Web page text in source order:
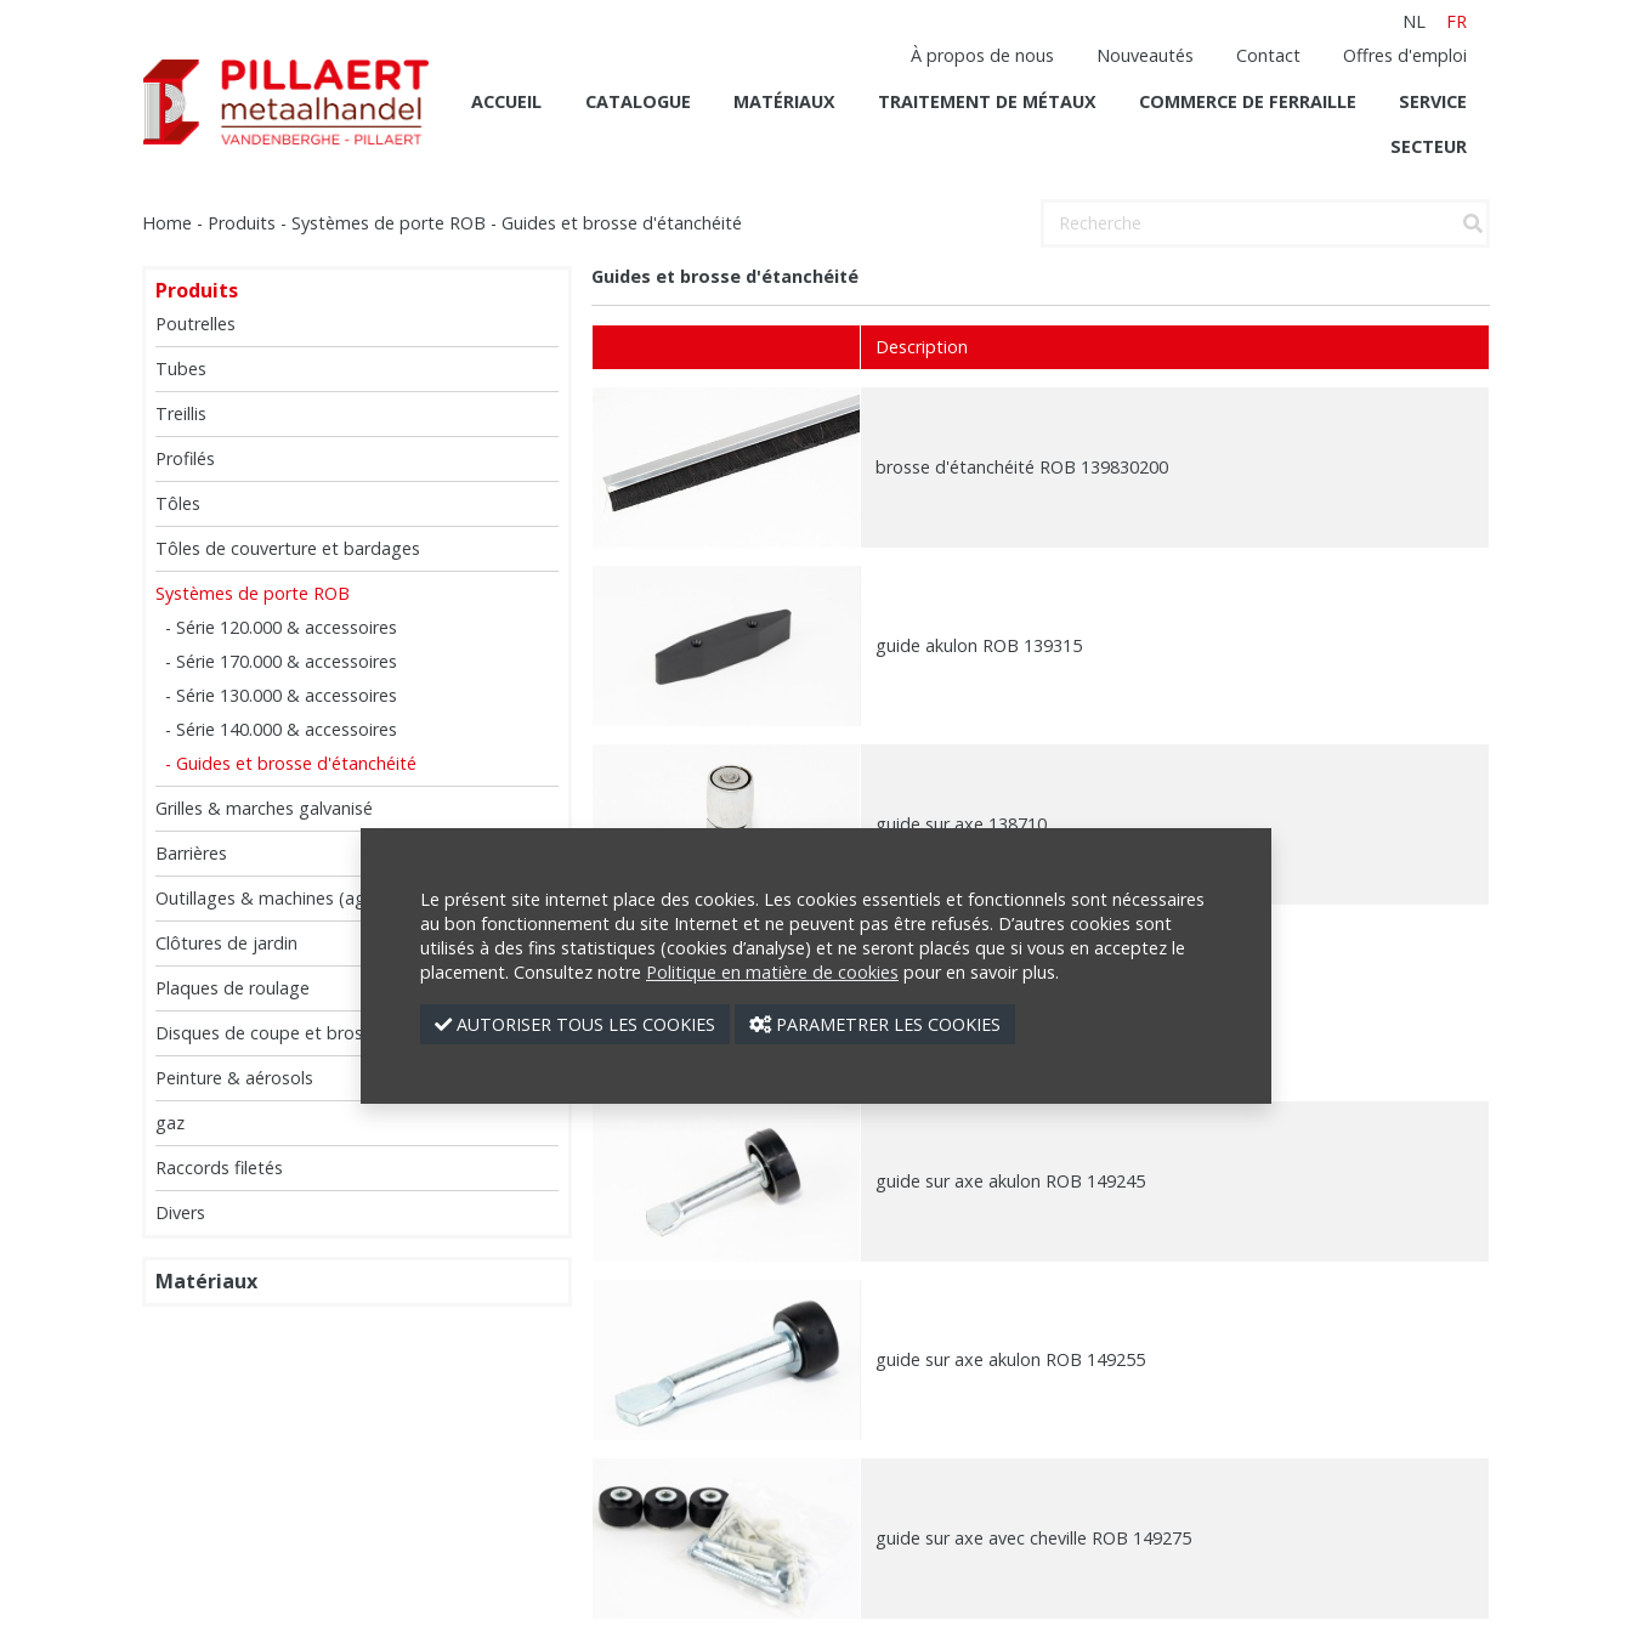
NL
FR
À propos de nous
Nouveautés Contact
Offres d'emploi
ACCUEIL
CATALOGUE MATÉRIAUX TRAITEMENT DE MÉTAUX COMMERCE DE FERRAILLE
SERVICE
SECTEUR
Home - Produits - Systèmes de porte ROB - Guides et brosse d'étanchéité
Produits
Poutrelles
Tubes
Treillis
Profilés
Tôles
Tôles de couverture et bardages
Systèmes de porte ROB
- Série 120.000 & accessoires
- Série 170.000 & accessoires
- Série 130.000 & accessoires
- Série 140.000 & accessoires
- Guides et brosse d'étanchéité
Grilles & marches galvanisé
Barrières
Outillages & machines (agriculture)
Clôtures de jardin
Plaques de roulage
Disques de coupe et brosses
Peinture & aérosols
gaz
Raccords filetés
Divers
Matériaux
Guides et brosse d'étanchéité
Description
brosse d'étanchéité ROB 139830200
guide akulon ROB 139315
guide sur axe 138710
guide sur axe akulon ROB 149245
guide sur axe akulon ROB 149255
guide sur axe avec cheville ROB 149275
Le présent site internet place des cookies. Les cookies essentiels et fonctionnels sont nécessaires
au bon fonctionnement du site Internet et ne peuvent pas être refusés. D’autres cookies sont
utilisés à des fins statistiques (cookies d’analyse) et ne seront placés que si vous en acceptez le
placement. Consultez notre Politique en matière de cookies pour en savoir plus.
AUTORISER TOUS LES COOKIES PARAMETRER LES COOKIES